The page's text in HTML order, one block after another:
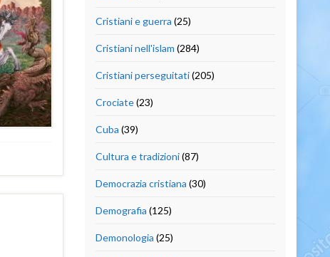
Cristiani e guerra (25)
Cristiani nell'islam (284)
Cristiani perseguitati(205)
Crociate(23)
Cuba (39)
Cultura e tradizioni(87)
Democrazia cristiana (30)
Demografia (125)
Demonologia (25)